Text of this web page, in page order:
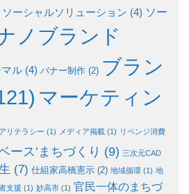
ソーシャルソリューション (4) ソー
ノブランド
ル (4) バナー制作 (2) ブラン
マーケティン
リテラシー (1) メディア掲載 (1) リベンジ消費
ース’まちづくり (9) 三次元CAD
(7) 仕組家高橋憲示 (2) 地域循環 (1) 地
支援 (1) 妙高市 (1) 官民一体のまちづ